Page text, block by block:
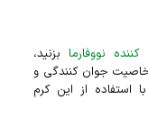
نووفارما بزنید،
جوان کنندگی و
از این کرم